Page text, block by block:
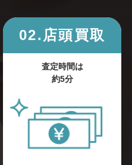
02.店頭買取
査定時間は
約5分